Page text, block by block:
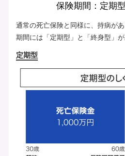
保険期間：定期
通常の死亡保険と同様に、持病が
期間には「定期型」と「終身型」が
定期型